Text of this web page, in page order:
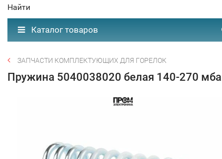
Найти
Каталог товаров
ЗАПЧАСТИ КОМПЛЕКТУЮЩИХ ДЛЯ ГОРЕЛОК
Пружина 5040038020 белая 140-270